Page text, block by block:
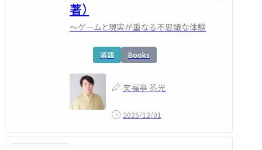
著）
～ゲームと現実が重なる不思議な体験
落語 Books
笑福亭 茶光
2025/12/01